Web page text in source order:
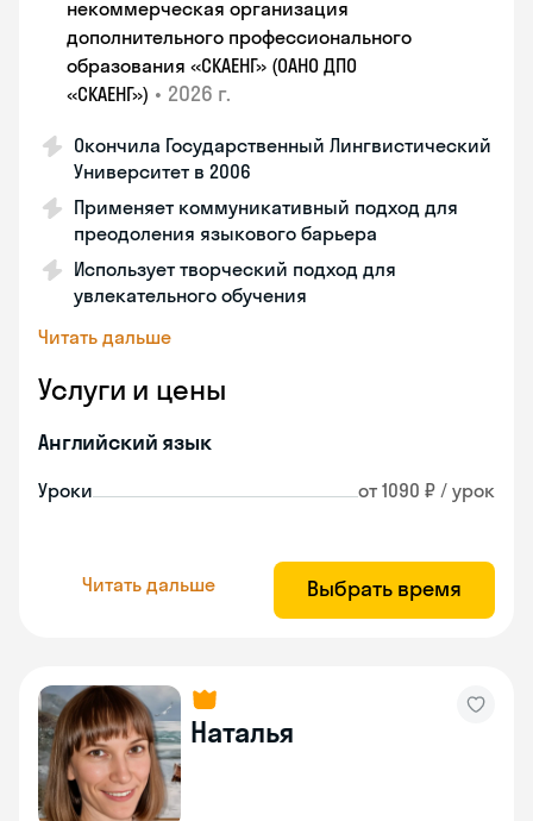
некоммерческая организация
дополнительного профессионального
образования «СКАЕНГ» (ОАНО ДПО
«СКАЕНГ») • 2026 г.
Окончила Государственный Лингвистический
Университет в 2006
Применяет коммуникативный подход для
преодоления языкового барьера
Использует творческий подход для
увлекательного обучения
Читать дальше
Услуги и цены
Английский язык
Уроки от 1090 ₽ / урок
Читать дальше Выбрать время
Наталья